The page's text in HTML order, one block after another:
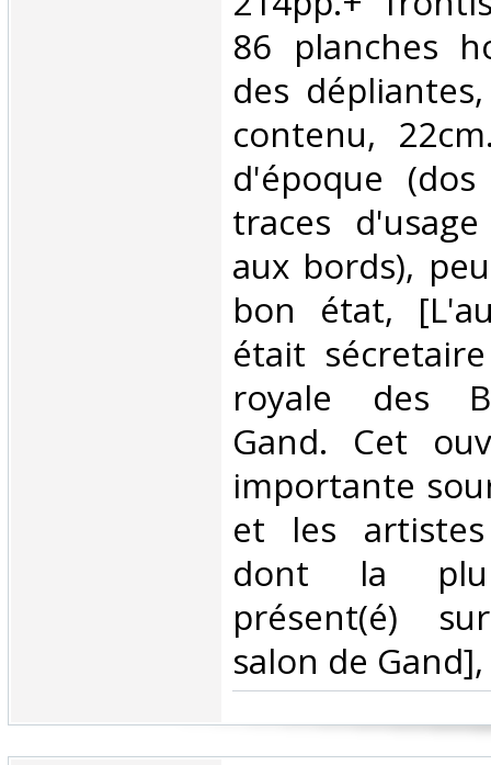
86 planches
des
contenu,
d'époque
traces
aux bords),
bon état,
était
royale des
Gand. Cet
importante
et les
dont la
présent(é)
salon de